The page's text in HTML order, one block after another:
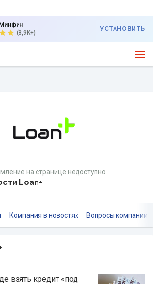
(8,9K+)
УСТАНОВИТЬ
на странице недоступно
Loan+
Компания в новостях Вопросы компании
взять кредит «под